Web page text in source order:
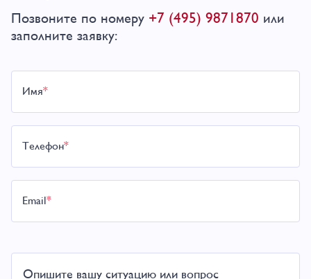
Позвоните по номеру +7 (495) 9871870 или
заполните заявку:
Имя*
Телефон*
Email*